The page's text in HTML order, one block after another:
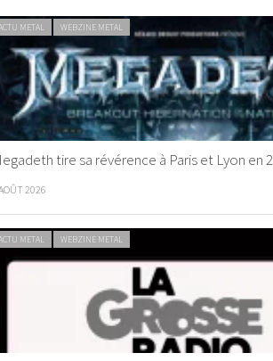
METAL WEBZINE METAL
tire sa révérence à Paris et Lyon en
2026
METAL WEBZINE METAL